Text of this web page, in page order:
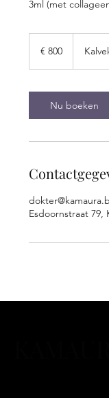
3ml (met
€ 800
Nu boeken
Esdoornstraat 79,